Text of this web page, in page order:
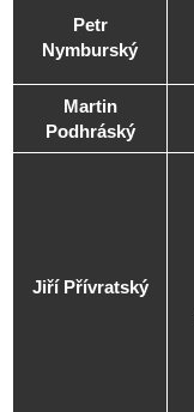
Petr
Nymburský
Martin
Podhráský
Jiří Přívratský